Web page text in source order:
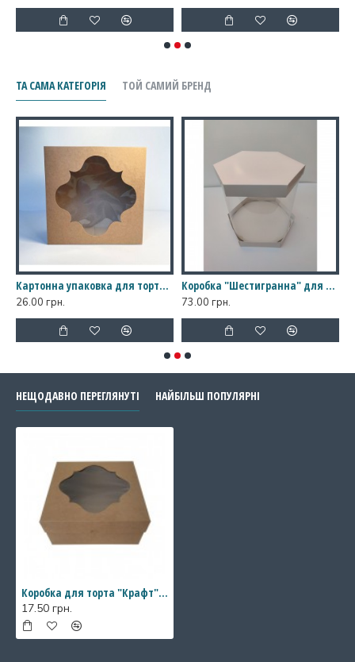
ТА САМА КАТЕГОРІЯ ТОЙ САМИЙ БРЕНД
Картонна упаковка для торта з вікном, 300*300*150
26.00 грн.
Коробка "Шестигранна" для торта, квітів; 300*250 мм
73.00 грн.
НЕЩОДАВНО ПЕРЕГЛЯНУТІ НАЙБІЛЬШ ПОПУЛЯРНІ
Коробка для торта "Крафт" с фигурным окном, 200*200*90
17.50 грн.